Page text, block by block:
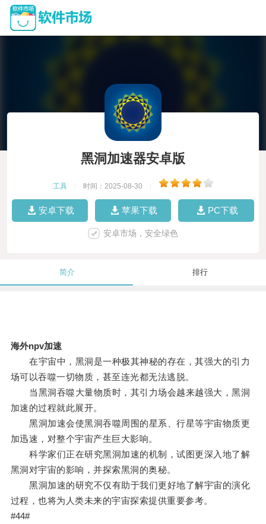
黑洞加速器安卓版
工具 时间：2025-08-30
安卓下载 苹果下载 PC下载
安卓市场，安全绿色
简介 排行
海外npv加速
在宇宙中，黑洞是一种极其神秘的存在，其强大的引力
场可以吞噬一切物质，甚至连光都无法逃脱。
当黑洞吞噬大量物质时，其引力场会越来越强大，黑洞
加速的过程就此展开。
黑洞加速会使黑洞吞噬周围的星系、行星等宇宙物质更
加迅速，对整个宇宙产生巨大影响。
科学家们正在研究黑洞加速的机制，试图更深入地了解
黑洞对宇宙的影响，并探索黑洞的奥秘。
黑洞加速的研究不仅有助于我们更好地了解宇宙的演化
过程，也将为人类未来的宇宙探索提供重要参考。
#44#